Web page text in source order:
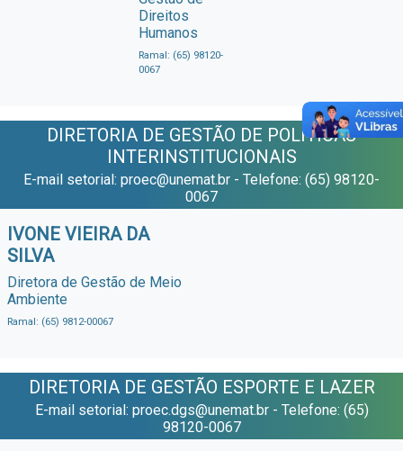
Direitos
Humanos
Ramal: (65) 98120-
0067
DIRETORIA DE GESTÃO DE POLÍTICAS
INTERINSTITUCIONAIS
E-mail setorial: proec@unemat.br - Telefone: (65) 98120-
0067
IVONE VIEIRA DA
SILVA
Diretora de Gestão de Meio
Ambiente
Ramal: (65) 9812-00067
DIRETORIA DE GESTÃO ESPORTE E LAZER
E-mail setorial: proec.dgs@unemat.br - Telefone: (65)
98120-0067